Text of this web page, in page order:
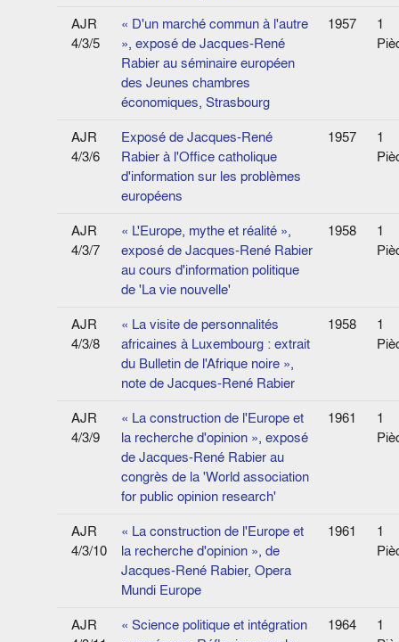
AJR
4/3/5
« D'un marché commun à l'autre
», exposé de Jacques-René
Rabier au séminaire européen
des Jeunes chambres
économiques, Strasbourg
1957
1
AJR
4/3/6
Exposé de Jacques-René
Rabier à l'Office catholique
d'information sur les problèmes
européens
1957
1
AJR
4/3/7
« L'Europe, mythe et réalité »,
exposé de Jacques-René Rabier
au cours d'information politique
de 'La vie nouvelle'
1958
1
AJR
4/3/8
« La visite de personnalités
africaines à Luxembourg : extrait
du Bulletin de l'Afrique noire »,
note de Jacques-René Rabier
1958
1
AJR
4/3/9
« La construction de l'Europe et
la recherche d'opinion », exposé
de Jacques-René Rabier au
congrès de la 'World association
for public opinion research'
1961
1
AJR
4/3/10
« La construction de l'Europe et
la recherche d'opinion », de
Jacques-René Rabier, Opera
Mundi Europe
1961
1
AJR
« Science politique et intégration
1964
1